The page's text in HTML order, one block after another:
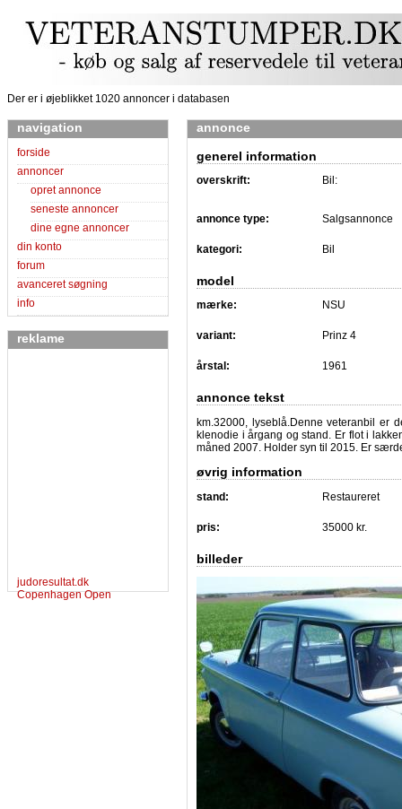
Der er i øjeblikket 1020 annoncer i databasen
navigation
forside
annoncer
opret annonce
seneste annoncer
dine egne annoncer
din konto
forum
avanceret søgning
info
reklame
judoresultat.dk
Copenhagen Open
annonce
generel information
overskrift: Bil:
annonce type: Salgsannonce
kategori: Bil
model
mærke: NSU
variant: Prinz 4
årstal: 1961
annonce tekst
km.32000, lyseblå.Denne veteranbil er
klenodie i årgang og stand. Er flot i
måned 2007. Holder syn til 2015. Er
øvrig information
stand: Restaureret
pris: 35000 kr.
billeder